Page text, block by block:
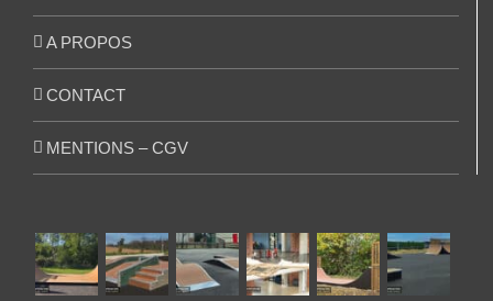
A PROPOS
CONTACT
MENTIONS – CGV